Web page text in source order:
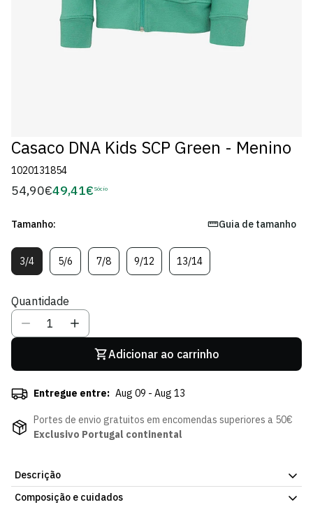
Casaco DNA Kids SCP Green - Menino
1020131854
Preço
54,90€Preço
Sócio
49,41€ Sócio
Tamanho: Guia de tamanho
3/4Variante
Esgotada
Indisponível
5/6Variante
Esgotada
Indisponível
7/8Variante
Esgotada
9/12Variante
Esgotada
13/14Variante
Esgotada
Quantidade
Adicionar ao carrinho
Entregue entre: Aug 09 - Aug 13
Portes de envio gratuitos em encomendas superiores a 50€
Exclusivo Portugal continental
Descrição
Mostra o teu lado mais verde com o Casaco DNA Kids SCP
Composição e cuidados